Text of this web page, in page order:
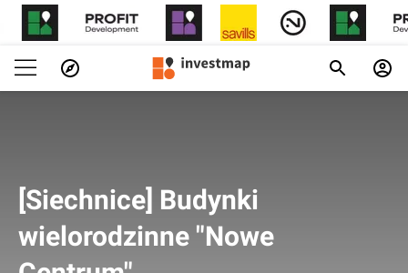
[Siechnice] Budynki
wielorodzinne "Nowe